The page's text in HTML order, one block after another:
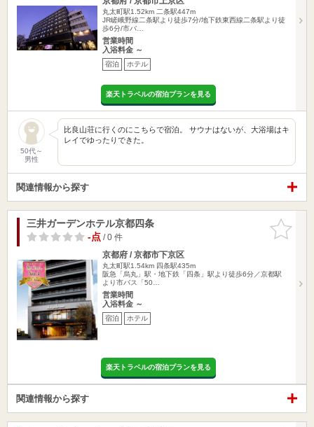
丸太町駅1.52km 二条駅447m
JR嵯峨野線二条駅より徒歩7分/地下鉄東西線二条駅より徒
歩6分/市バ…
営業時間
入浴料金 ～
宿泊 ホテル
楽天トラベルの宿泊プランを見る
50代～
男性
比良山荘に行くのにこちらで宿泊。 サウナはないが、大浴場はキ
レイでゆったりできた。
関連情報から探す
お気に入
りに追加
三井ガーデンホテル京都四条
-点/ 0 件
京都府 / 京都市下京区
丸太町駅1.54km 四条駅435m
阪急「烏丸」駅・地下鉄「四条」駅より徒歩6分／京都駅
より市バス「50…
営業時間
入浴料金 ～
宿泊 ホテル
楽天トラベルの宿泊プランを見る
関連情報から探す